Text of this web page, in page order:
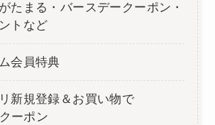
たまる・バースデークーポン・
トなど
会員特典
新規登録＆お買い物で
ーポン